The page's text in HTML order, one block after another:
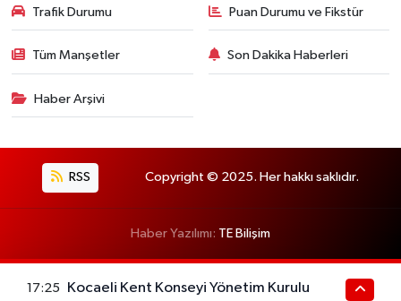
Trafik Durumu Puan Durumu ve Fikstür
Tüm Manşetler Son Dakika Haberleri
Haber Arşivi
RSS Copyright © 2025. Her hakkı saklıdır.
Haber Yazılımı: TE Bilişim
17:25
Kocaeli Kent Konseyi Yönetim Kurulu